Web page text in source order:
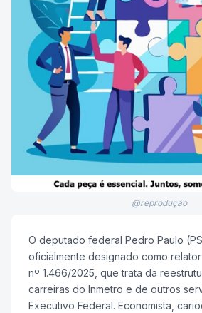
@reprodução
O deputado federal Pedro Paulo
oficialmente designado como
nº 1.466/2025, que trata da
carreiras do Inmetro e de outros
Executivo Federal. Economista,